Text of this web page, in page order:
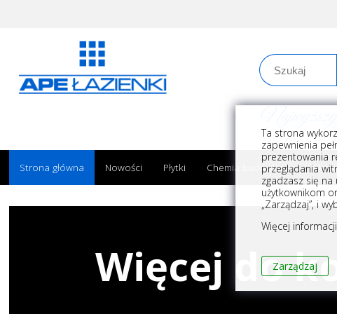
Strona główna Nowości Płytki Chemia budowlana
Więcej do
Ta strona
zapewnienia
prezentowania
przeglądania
zgadzasz się
użytkownikom
„Zarządzaj”, i
Więcej
Zarządzaj